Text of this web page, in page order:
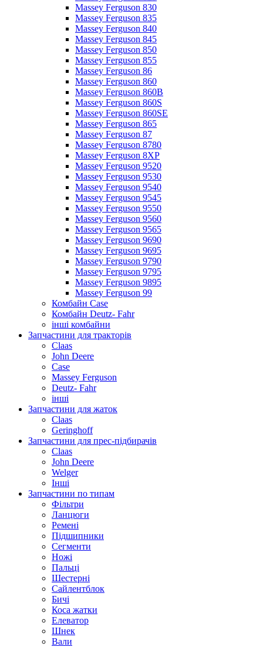
Massey Ferguson 830
Massey Ferguson 835
Massey Ferguson 840
Massey Ferguson 845
Massey Ferguson 850
Massey Ferguson 855
Massey Ferguson 86
Massey Ferguson 860
Massey Ferguson 860B
Massey Ferguson 860S
Massey Ferguson 860SE
Massey Ferguson 865
Massey Ferguson 87
Massey Ferguson 8780
Massey Ferguson 8XP
Massey Ferguson 9520
Massey Ferguson 9530
Massey Ferguson 9540
Massey Ferguson 9545
Massey Ferguson 9550
Massey Ferguson 9560
Massey Ferguson 9565
Massey Ferguson 9690
Massey Ferguson 9695
Massey Ferguson 9790
Massey Ferguson 9795
Massey Ferguson 9895
Massey Ferguson 99
Комбайн Case
Комбайн Deutz- Fahr
інші комбайни
Запчастини для тракторів
Claas
John Deere
Case
Massey Ferguson
Deutz- Fahr
інші
Запчастини для жаток
Claas
Geringhoff
Запчастини для прес-підбирачів
Claas
John Deere
Welger
Інші
Запчастини по типам
Фільтри
Ланцюги
Ремені
Підшипники
Сегменти
Ножі
Пальці
Шестерні
Сайлентблок
Бичі
Коса жатки
Елеватор
Шнек
Вали